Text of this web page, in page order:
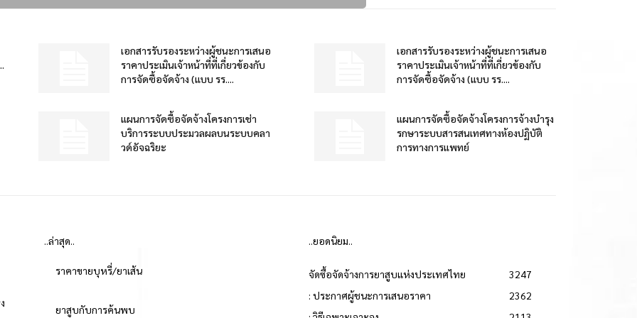
เอกสารรับรองระหว่างผู้ชนะการเสนอ
ราคาประเมินเจ้าหน้าที่ที่เกี่ยวข้องกับ
การจัดซื้อจัดจ้าง (แบบ รร....
เอกสารรับรองระหว่างผู้ชนะการเสนอ
ราคาประเมินเจ้าหน้าที่ที่เกี่ยวข้องกับ
การจัดซื้อจัดจ้าง (แบบ รร....
แผนการจัดซื้อจัดจ้างโครงการเช่า
บริการระบบประมวลผลบนระบบคลา
วด์อัจฉริยะ
แผนการจัดซื้อจัดจ้างโครงการจ้างบำรุง
รกษาระบบสารสนเทศทางห้องปฏิบัติ
การทางการแพทย์
..ล่าสุด..
ราคาขายบุหรี่/ยาเส้น
ยาสูบกับการค้นพบ
..ยอดนิยม..
จัดซื้อจัดจ้างการยาสูบแห่งประเทศไทย
3247
: ประกาศผู้ชนะการเสนอราคา
2362